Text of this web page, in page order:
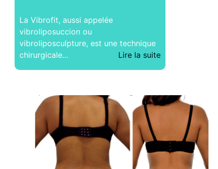
La Vibrofit, aussi appelée
vibroliposuccion ou
vibroliposculpture, est une technique
chirurgicale...
Lire la suite